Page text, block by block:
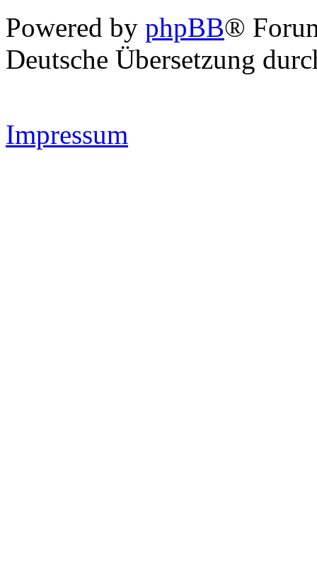
Powered by phpBB®
Deutsche Übersetzung
Impressum